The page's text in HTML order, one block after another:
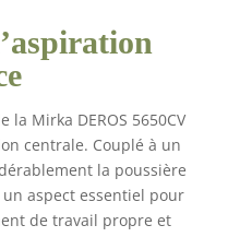
Technologie de moteur
sans balais, Variateur
de vitesse,
(connexion avec
l'application Mirka)
Contenu de la livraison
: Ponceuse
excentrique, 2 x
la Mirka DEROS 5650CV
centrale. Couplé à un
la poussière
aspect essentiel pour
de travail propre et